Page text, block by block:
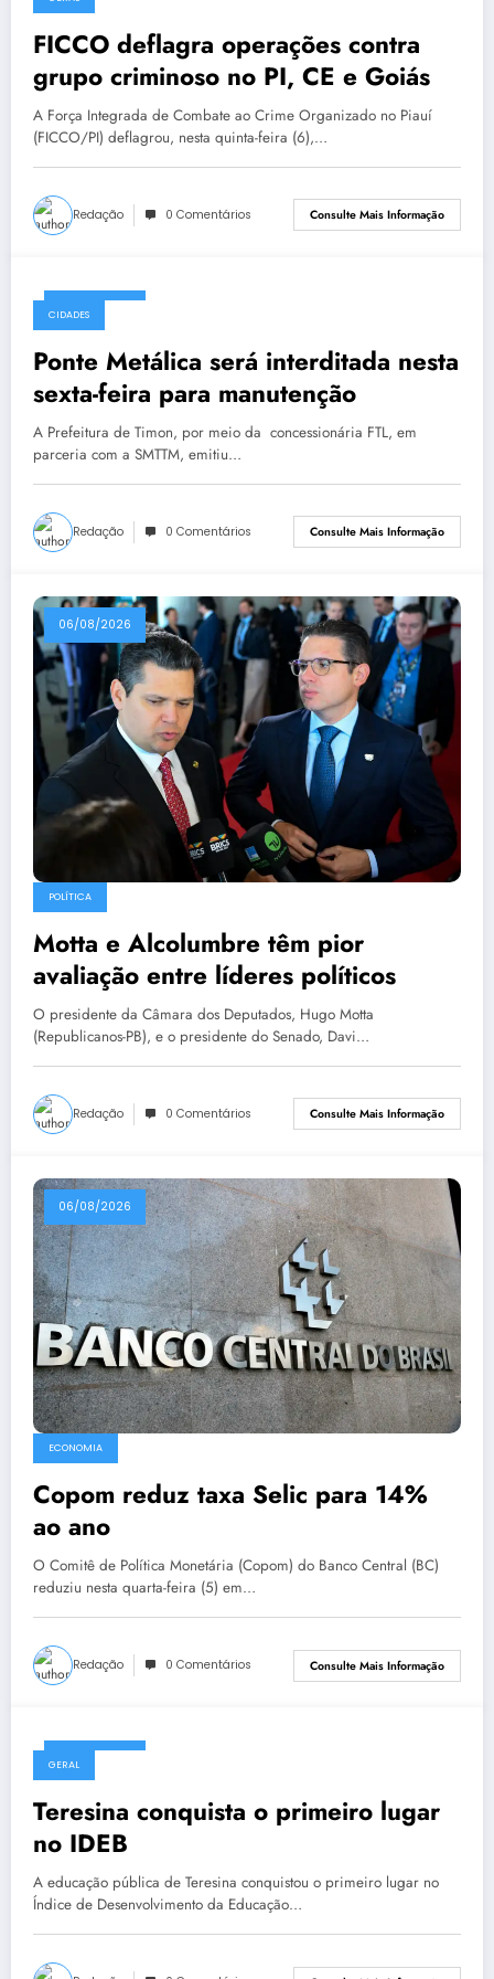
FICCO deflagra operações contra
grupo criminoso no PI, CE e Goiás
A Força Integrada de Combate ao Crime Organizado no Piauí
(FICCO/PI) deflagrou, nesta quinta-feira (6),…
Redação 0 Comentários Consulte Mais Informação
CIDADES
Ponte Metálica será interditada nesta
sexta-feira para manutenção
A Prefeitura de Timon, por meio da concessionária FTL, em
parceria com a SMTTM, emitiu…
Redação 0 Comentários Consulte Mais Informação
06/08/2026
POLÍTICA
Motta e Alcolumbre têm pior
avaliação entre líderes políticos
O presidente da Câmara dos Deputados, Hugo Motta
(Republicanos-PB), e o presidente do Senado, Davi…
Redação 0 Comentários Consulte Mais Informação
06/08/2026
ECONOMIA
Copom reduz taxa Selic para 14%
ao ano
O Comitê de Política Monetária (Copom) do Banco Central (BC)
reduziu nesta quarta-feira (5) em…
Redação 0 Comentários Consulte Mais Informação
06/08/2026
GERAL
Teresina conquista o primeiro lugar
no IDEB
A educação pública de Teresina conquistou o primeiro lugar no
Índice de Desenvolvimento da Educação…